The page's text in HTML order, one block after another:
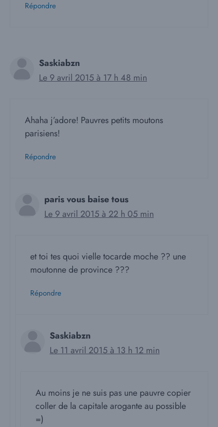
Répondre
Saskiabzn
Le 9 avril 2015 à 17 h 48 min
Ahaha j’adore! Pauvres petits moutons
parisiens!
Répondre
paris vous baise tous
Le 9 avril 2015 à 22 h 05 min
et toi tes quoi vielle tocarde moche ?? une
moutonne de province ???
Répondre
Saskiabzn
Le 11 avril 2015 à 13 h 12 min
Au moins je ne suis pas une pauvre copier
coller de la capitale arogante au possible
=)